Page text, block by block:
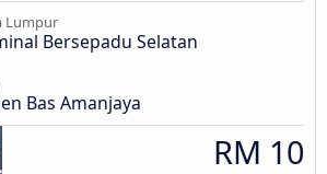
Lumpur
Bersepadu Selatan
Bas Amanjaya
RM 10